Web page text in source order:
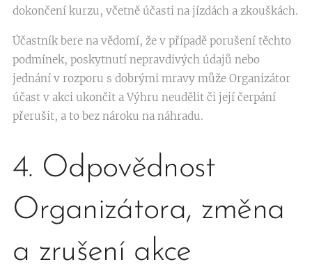
dokončení kurzu, včetně účasti na jízdách a zkouškách.
Účastník bere na vědomí, že v případě porušení těchto
podmínek, poskytnutí nepravdivých údajů nebo
jednání v rozporu s dobrými mravy může Organizátor
účast v akci ukončit a Výhru neudělit či její čerpání
přerušit, a to bez nároku na náhradu.
4. Odpovědnost
Organizátora, změna
a zrušení akce